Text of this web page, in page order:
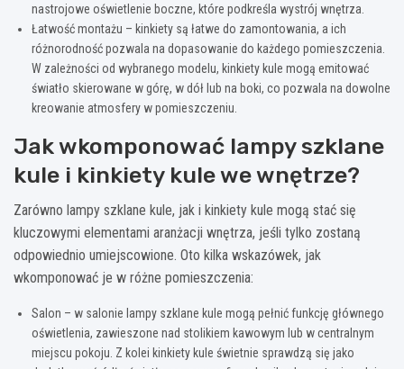
nastrojowe oświetlenie boczne, które podkreśla wystrój wnętrza.
Łatwość montażu – kinkiety są łatwe do zamontowania, a ich
różnorodność pozwala na dopasowanie do każdego pomieszczenia.
W zależności od wybranego modelu, kinkiety kule mogą emitować
światło skierowane w górę, w dół lub na boki, co pozwala na dowolne
kreowanie atmosfery w pomieszczeniu.
Jak wkomponować lampy szklane
kule i kinkiety kule we wnętrze?
Zarówno lampy szklane kule, jak i kinkiety kule mogą stać się
kluczowymi elementami aranżacji wnętrza, jeśli tylko zostaną
odpowiednio umiejscowione. Oto kilka wskazówek, jak
wkomponować je w różne pomieszczenia:
Salon – w salonie lampy szklane kule mogą pełnić funkcję głównego
oświetlenia, zawieszone nad stolikiem kawowym lub w centralnym
miejscu pokoju. Z kolei kinkiety kule świetnie sprawdzą się jako